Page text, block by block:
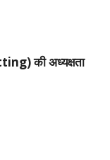
की अध्यक्षता